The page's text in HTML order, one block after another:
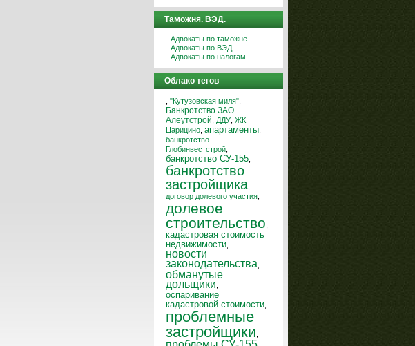
Таможня. ВЭД.
- Адвокаты по таможне
- Адвокаты по ВЭД
- Адвокаты по налогам
Облако тегов
"Кутузовская миля"
Банкротство ЗАО
Алеутстрой
ДДУ ЖК
Царицино апартаменты
банкротство
Глобинвестстрой
банкротство СУ-155
банкротство
застройщика
договор долевого участия
долевое
строительство
кадастровая стоимость
недвижимости
новости
законодательства
обманутые
дольщики
оспаривание
кадастровой стоимости
проблемные
застройщики